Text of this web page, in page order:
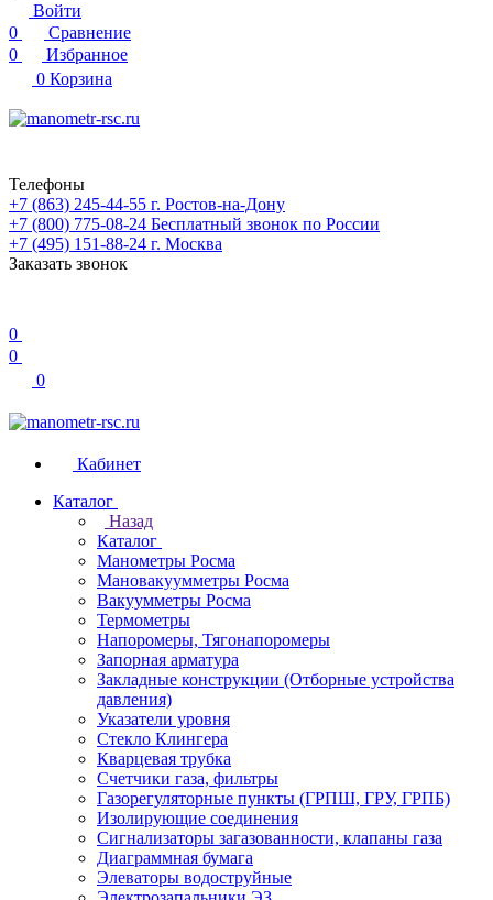
Войти
0
Сравнение
0
Избранное
0 Корзина
Телефоны
+7 (863) 245-44-55 г. Ростов-на-Дону
+7 (800) 775-08-24 Бесплатный звонок по России
+7 (495) 151-88-24 г. Москва
Заказать звонок
0
0
0
Кабинет
Каталог
Назад
Каталог
Манометры Росма
Мановакуумметры Росма
Вакуумметры Росма
Термометры
Напоромеры, Тягонапоромеры
Запорная арматура
Закладные конструкции (Отборные устройства
давления)
Указатели уровня
Стекло Клингера
Кварцевая трубка
Счетчики газа, фильтры
Газорегуляторные пункты (ГРПШ, ГРУ, ГРПБ)
Изолирующие соединения
Сигнализаторы загазованности, клапаны газа
Диаграммная бумага
Элеваторы водоструйные